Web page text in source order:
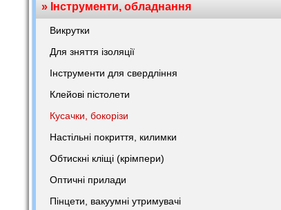
» Інструменти, обладнання
Викрутки
Для зняття ізоляції
Інструменти для свердління
Клейові пістолети
Кусачки, бокорізи
Настільні покриття, килимки
Обтискні кліщі (крімпери)
Оптичні прилади
Пінцети, вакуумні утримувачі